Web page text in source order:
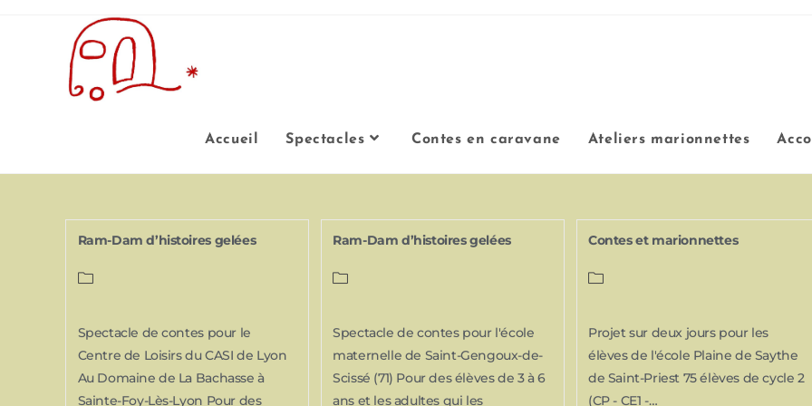
Accueil Spectacles Contes en caravane Ateliers marionnettes
Ram-Dam d’histoires gelées
Spectacle de contes pour le
Centre de Loisirs du CASI de Lyon
Au Domaine de La Bachasse à
Sainte-Foy-Lès-Lyon Pour des
Ram-Dam d’histoires gelées
Spectacle de contes pour l'école
maternelle de Saint-Gengoux-de-
Scissé (71) Pour des élèves de 3 à 6
ans et les adultes qui les
Contes et marionnettes
Projet sur deux jours pour les
élèves de l'école Plaine de Saythe
de Saint-Priest 75 élèves de cycle 2
(CP - CE1 -…